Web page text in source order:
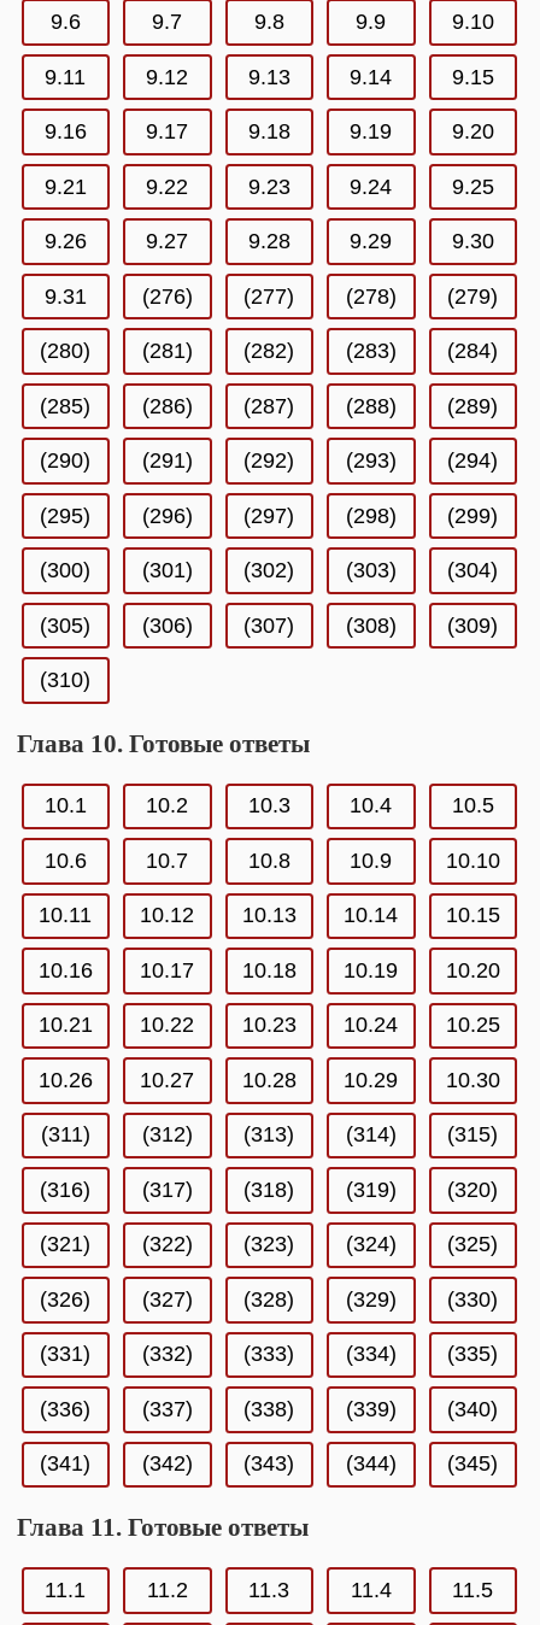
9.6 9.7 9.8 9.9 9.10
9.11 9.12 9.13 9.14 9.15
9.16 9.17 9.18 9.19 9.20
9.21 9.22 9.23 9.24 9.25
9.26 9.27 9.28 9.29 9.30
9.31 (276) (277) (278) (279)
(280) (281) (282) (283) (284)
(285) (286) (287) (288) (289)
(290) (291) (292) (293) (294)
(295) (296) (297) (298) (299)
(300) (301) (302) (303) (304)
(305) (306) (307) (308) (309)
(310)
Глава 10. Готовые ответы
10.1 10.2 10.3 10.4 10.5
10.6 10.7 10.8 10.9 10.10
10.11 10.12 10.13 10.14 10.15
10.16 10.17 10.18 10.19 10.20
10.21 10.22 10.23 10.24 10.25
10.26 10.27 10.28 10.29 10.30
(311) (312) (313) (314) (315)
(316) (317) (318) (319) (320)
(321) (322) (323) (324) (325)
(326) (327) (328) (329) (330)
(331) (332) (333) (334) (335)
(336) (337) (338) (339) (340)
(341) (342) (343) (344) (345)
Глава 11. Готовые ответы
11.1 11.2 11.3 11.4 11.5